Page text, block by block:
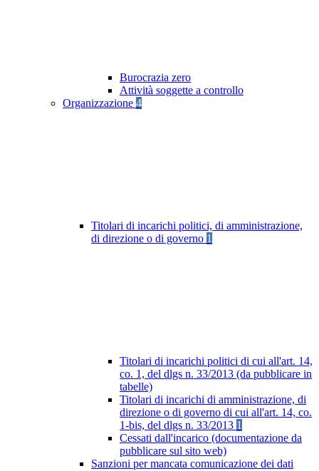
Burocrazia zero
Attività soggette a controllo
Organizzazione 4
Titolari di incarichi politici, di amministrazione,
di direzione o di governo 1
Titolari di incarichi politici di cui all'art. 14,
co. 1, del dlgs n. 33/2013 (da pubblicare in
tabelle)
Titolari di incarichi di amministrazione, di
direzione o di governo di cui all'art. 14, co.
1-bis, del dlgs n. 33/2013 1
Cessati dall'incarico (documentazione da
pubblicare sul sito web)
Sanzioni per mancata comunicazione dei dati